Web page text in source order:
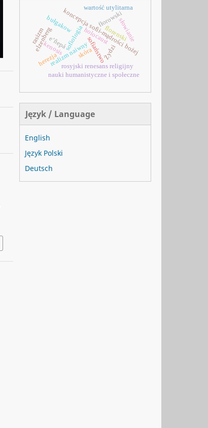
e’ñepá
bułgakowsofiologiasofiaństwo
koncepcja sofii-mądrości bożej
rosyjski renesans religijny
florenski
fłorowski
realizm naiwny
nauki humanistyczne i społeczne
kenosis
wartość utylitarna
elzenberg holocaust słowianie
Żydzi
rasizm
herezja skóra
Język / Language
English
Język Polski
Deutsch